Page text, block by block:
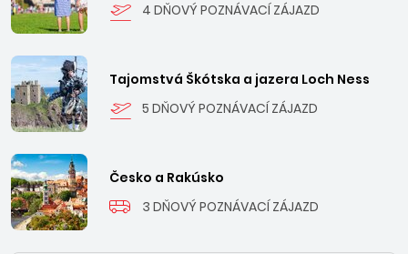
4 DŇOVÝ POZNÁVACÍ ZÁJAZD
Tajomstvá Škótska a jazera Loch Ness
5 DŇOVÝ POZNÁVACÍ ZÁJAZD
Česko a Rakúsko
3 DŇOVÝ POZNÁVACÍ ZÁJAZD